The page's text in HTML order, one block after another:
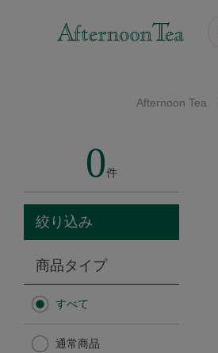
ソーシャルギフト
カタログギフト
Afternoon Tea TEAROOM
Afternoon Tea
0件
絞り込み
商品タイプ
すべて
通常商品